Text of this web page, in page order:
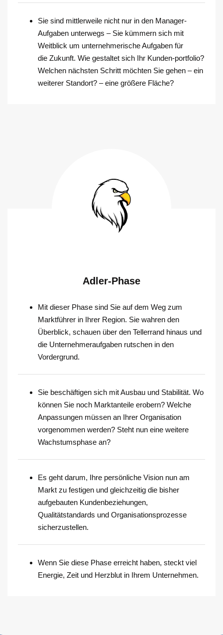
Sie sind mittlerweile nicht nur in den Manager-
Aufgaben unterwegs – Sie kümmern sich mit
Weitblick um unternehmerische Aufgaben für
die Zukunft. Wie gestaltet sich Ihr Kunden-portfolio?
Welchen nächsten Schritt möchten Sie gehen – ein
weiterer Standort? – eine größere Fläche?
Adler-Phase
Mit dieser Phase sind Sie auf dem Weg zum
Marktführer in Ihrer Region. Sie wahren den
Überblick, schauen über den Tellerrand hinaus und
die Unternehmeraufgaben rutschen in den
Vordergrund.
Sie beschäftigen sich mit Ausbau und Stabilität. Wo
können Sie noch Marktanteile erobern? Welche
Anpassungen müssen an Ihrer Organisation
vorgenommen werden? Steht nun eine weitere
Wachstumsphase an?
Es geht darum, Ihre persönliche Vision nun am
Markt zu festigen und gleichzeitig die bisher
aufgebauten Kundenbeziehungen,
Qualitätstandards und Organisationsprozesse
sicherzustellen.
Wenn Sie diese Phase erreicht haben, steckt viel
Energie, Zeit und Herzblut in Ihrem Unternehmen.